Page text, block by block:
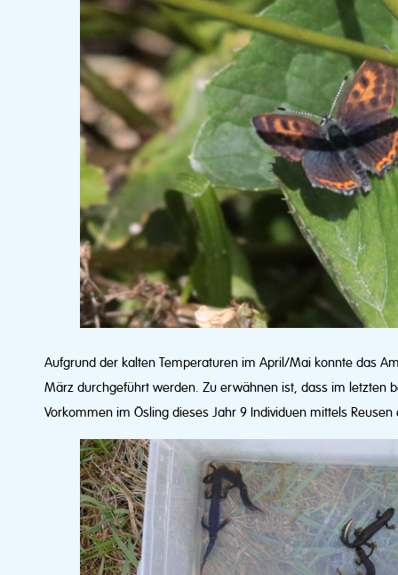
Aufgrund der kalten Temperaturen im April/Mai konnte das
März durchgeführt werden. Zu erwähnen ist, dass im letzten
Vorkommen im Ösling dieses Jahr 9 Individuen mittels